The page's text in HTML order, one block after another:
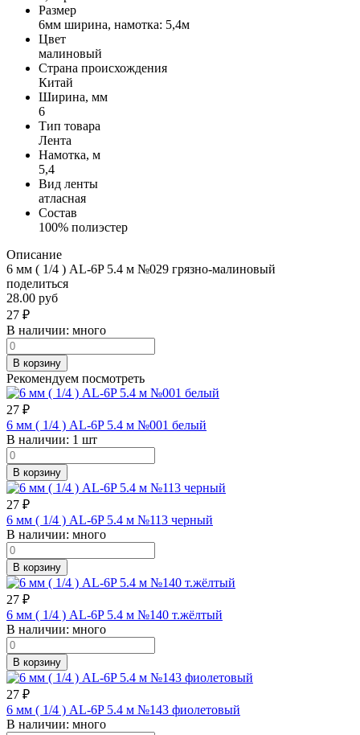
Размер
6мм ширина, намотка: 5,4м
Цвет
малиновый
Страна происхождения
Китай
Ширина, мм
6
Тип товара
Лента
Намотка, м
5,4
Вид ленты
атласная
Состав
100% полиэстер
Описание
6 мм ( 1/4 ) AL-6P 5.4 м №029 грязно-малиновый
поделиться
28.00 руб
27 ₽
В наличии: много
В корзину
Рекомендуем посмотреть
27 ₽
6 мм ( 1/4 ) AL-6P 5.4 м №001 белый
В наличии: 1 шт
В корзину
27 ₽
6 мм ( 1/4 ) AL-6P 5.4 м №113 черный
В наличии: много
В корзину
27 ₽
6 мм ( 1/4 ) AL-6P 5.4 м №140 т.жёлтый
В наличии: много
В корзину
27 ₽
6 мм ( 1/4 ) AL-6P 5.4 м №143 фиолетовый
В наличии: много